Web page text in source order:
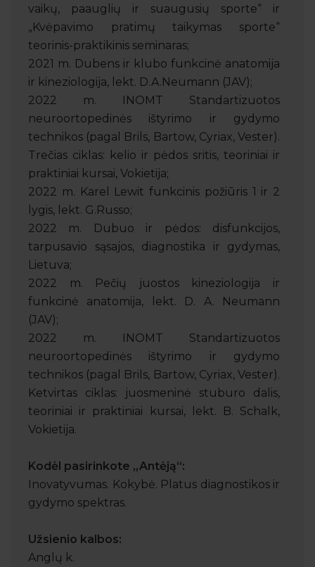
vaikų, paauglių ir suaugusių sporte“ ir
„Kvėpavimo pratimų taikymas sporte“
teorinis-praktikinis seminaras;
2021 m. Dubens ir klubo funkcinė anatomija
ir kineziologija, lekt. D.A.Neumann (JAV);
2022 m. INOMT Standartizuotos
neuroortopedinės ištyrimo ir gydymo
technikos (pagal Brils, Bartow, Cyriax, Vester).
Trečias ciklas: kelio ir pėdos sritis, teoriniai ir
praktiniai kursai, Vokietija;
2022 m. Karel Lewit funkcinis požiūris 1 ir 2
lygis, lekt. G.Russo;
2022 m. Dubuo ir pėdos: disfunkcijos,
tarpusavio sąsajos, diagnostika ir gydymas,
Lietuva;
2022 m. Pečių juostos kineziologija ir
funkcinė anatomija, lekt. D. A. Neumann
(JAV);
2022 m. INOMT Standartizuotos
neuroortopedinės ištyrimo ir gydymo
technikos (pagal Brils, Bartow, Cyriax, Vester).
Ketvirtas ciklas: juosmeninė stuburo dalis,
teoriniai ir praktiniai kursai, lekt. B. Schalk,
Vokietija.
Kodėl pasirinkote „Antėją“:
Inovatyvumas. Kokybė. Platus diagnostikos ir
gydymo spektras.
Užsienio kalbos:
Anglų k.